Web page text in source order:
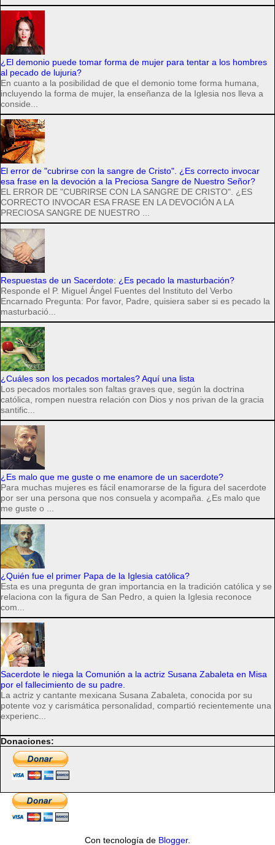
¿El demonio puede tomar forma de mujer para tentar a los hombres
al pecado de lujuria?
En cuanto a la posibilidad de que el demonio tome forma humana,
incluyendo la forma de mujer, la enseñanza de la Iglesia nos lleva a
conside...
El error de "cubrirse con la sangre de Cristo". ¿Es correcto invocar
esa frase en la devoción a la Preciosa Sangre de Nuestro Señor?
EL ERROR DE "CUBRIRSE CON LA SANGRE DE CRISTO". ¿ES
CORRECTO INVOCAR ESA FRASE EN LA DEVOCIÓN A LA
PRECIOSA SANGRE DE NUESTRO ...
Respuestas de un Sacerdote: ¿Es pecado la masturbación?
Responde el P. Miguel Ángel Fuentes del Instituto del Verbo
Encarnado Pregunta: Por favor, Padre, quisiera saber si es pecado la
masturbació...
¿Cuáles son los pecados mortales? Aquí una lista
Los pecados mortales son faltas graves que, según la doctrina
católica, rompen nuestra relación con Dios y nos privan de la gracia
santific...
¿Es malo que me guste o me enamore de un sacerdote?
Para muchas mujeres es fácil enamorarse de la figura del sacerdote
por ser una persona que nos consuela y acompaña. ¿Es malo que
me guste o ...
¿Quién fue el primer Papa de la Iglesia católica?
Esta es una pregunta de gran importancia en la tradición católica y se
relaciona con la figura de San Pedro, a quien la Iglesia reconoce
com...
Sacerdote le niega la Comunión a la actriz Susana Zabaleta en Misa
por el fallecimiento de su padre.
La actriz y cantante mexicana Susana Zabaleta, conocida por su
potente voz y carismática personalidad, compartió recientemente una
experienc...
Donaciones:
Con tecnología de Blogger.